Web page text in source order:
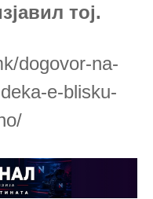
тој.
dogovor-na-
e-blisku-